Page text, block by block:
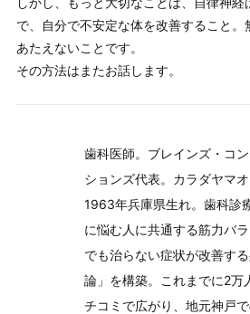
で、自分で不安定な体を改善すること。
あたえないことです。
その方法はまたお話します。
歯科医師。ブレインズ・コ
ションズ代表。カラダヤマ
1963年兵庫県生れ。歯科診
に悩む人に共通する筋力バ
でも治らない症状が改善す
論」を構築。これまでに2万
チコミで広がり、地元神戸